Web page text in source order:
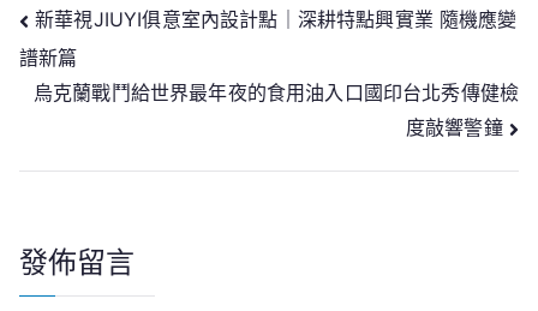
文
章
覽
新華視JIUYI俱意室內設計點｜深耕特點興實業 隨機應變
譜新篇
烏克蘭戰鬥給世界最年夜的食用油入口國印台北秀傳健檢
度敲響警鐘
發佈留言